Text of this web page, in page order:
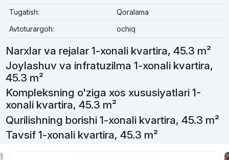
Tugatish:
Qoralama
Avtoturargoh:
ochiq
Narxlar va rejalar 1-xonali kvartira, 45.3 m²
Joylashuv va infratuzilma 1-xonali kvartira,
45.3 m²
Kompleksning o'ziga xos xususiyatlari 1-
xonali kvartira, 45.3 m²
Qurilishning borishi 1-xonali kvartira, 45.3 m²
Tavsif 1-xonali kvartira, 45.3 m²